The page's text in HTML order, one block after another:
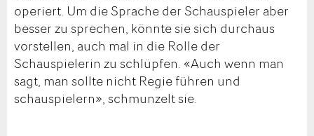
operiert. Um die Sprache der Schauspieler aber
besser zu sprechen, könnte sie sich durchaus
vorstellen, auch mal in die Rolle der
Schauspielerin zu schlüpfen. «Auch wenn man
sagt, man sollte nicht Regie führen und
schauspielern», schmunzelt sie.